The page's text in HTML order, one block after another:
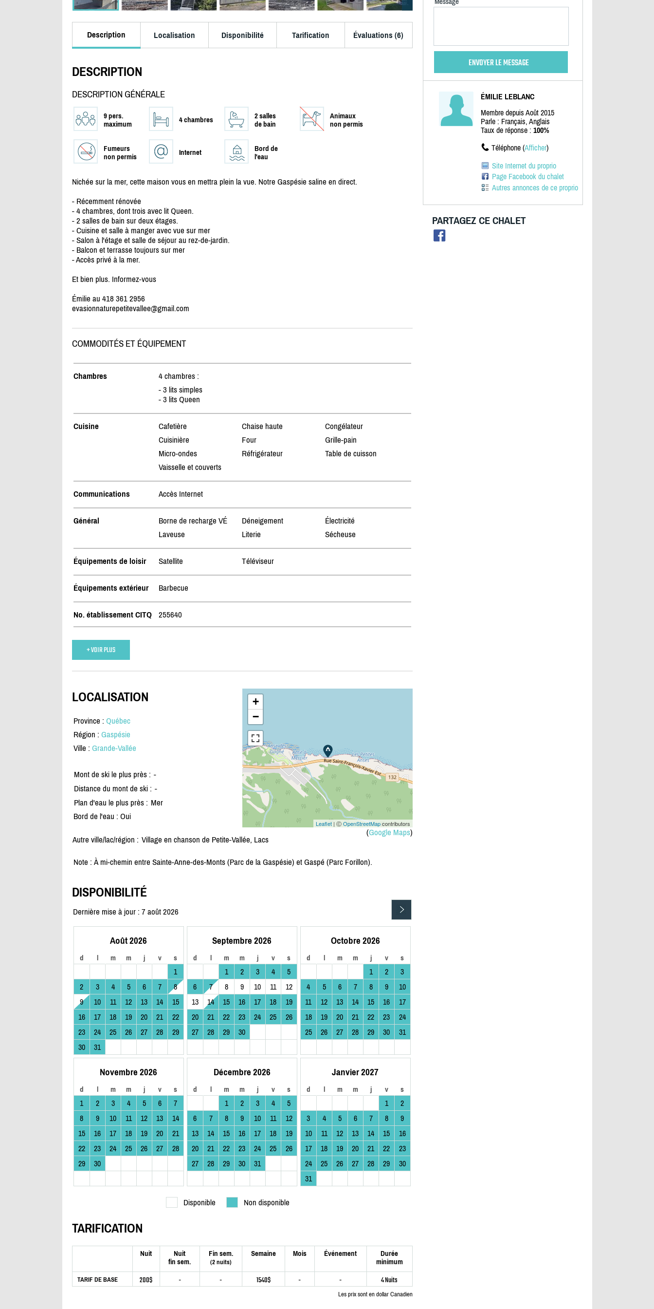
Description Localisation Disponibilité Tarification Évaluations (6)
DESCRIPTION
DESCRIPTION GÉNÉRALE
9 pers.
maximum
4 chambres
2 salles
de bain
Animaux
non permis
Fumeurs
non permis
Internet
Bord de
l'eau
Nichée sur la mer, cette maison vous en mettra plein la vue. Notre Gaspésie saline en direct.
- Récemment rénovée
- 4 chambres, dont trois avec lit Queen.
- 2 salles de bain sur deux étages.
- Cuisine et salle à manger avec vue sur mer
- Salon à l'étage et salle de séjour au rez-de-jardin.
- Balcon et terrasse toujours sur mer
- Accès privé à la mer.
Et bien plus. Informez-vous
Émilie au 418 361 2956
evasionnaturepetitevallee@gmail.com
COMMODITÉS ET ÉQUIPEMENT
Chambres
4 chambres :
- 3 lits simples
- 3 lits Queen
Cuisine Cafetière Chaise haute
Congélateur
Cuisinière
Four
Grille-pain
Micro-ondes
Réfrigérateur
Table de cuisson
Vaisselle et couverts
Communications Accès Internet
Général Borne de recharge VÉ Déneigement
Électricité
Laveuse
Literie Sécheuse
Équipements de loisir Satellite Téléviseur
Équipements extérieur Barbecue
No. établissement CITQ 255640
+ VOIR PLUS
+
−
Leaflet| ⒸOpenStreetMapcontributors
(Google Maps)
LOCALISATION
Province : Québec
Région : Gaspésie
Ville : Grande-Vallée
Mont de ski le plus près : -
Distance du mont de ski : -
Plan d'eau le plus près : Mer
Bord de l'eau : Oui
Autre ville/lac/région : Village en chanson de Petite-Vallée, Lacs
Note : À mi-chemin entre Sainte-Anne-des-Monts (Parc de la Gaspésie) et Gaspé (Parc Forillon).
DISPONIBILITÉ
Dernière mise à jour : 7 août 2026
Août 2026
d l m m j v s
1
2
3 4 5 6 7
8
9
10 11 12 13 14
15
16
17 18 19 20 21
22
23
24 25 26 27 28
29
30
31
Septembre 2026
d l m m j v s
1 2 3 4
5
6
7 8 9 10 11
12
13
14 15 16 17 18
19
20
21 22 23 24 25
26
27
28 29 30
Octobre 2026
d l m m j v s
1 2
3
4
5 6 7 8 9
10
11
12 13 14 15 16
17
18
19 20 21 22 23
24
25
26 27 28 29 30 31
Novembre 2026
d l m m j v s
1 2 3 4 5 6
7
8
9 10 11 12 13
14
15
16 17 18 19 20
21
22
23 24 25 26 27
28
29
30
Décembre 2026
d l m m j v s
1 2 3 4
5
6
7 8 9 10 11
12
13
14 15 16 17 18
19
20
21 22 23 24 25
26
27
28 29 30 31
Janvier 2027
d l m m j v s
1
2
3
4 5 6 7 8
9
10
11 12 13 14 15
16
17
18 19 20 21 22
23
24
25 26 27 28 29
30
31
Disponible Non disponible
TARIFICATION
Nuit
Nuit
fin sem.
Fin sem.
(2 nuits)
Semaine Mois Événement
Durée
minimum
TARIF DE BASE 200$ - - 1540$ - - 4 Nuits
Les prix sont en dollar Canadien
ÉMILIE LEBLANC
Membre depuis Août 2015
Parle : Français, Anglais
Taux de réponse : 100%
Téléphone (Afficher)
Site Internet du proprio
Page Facebook du chalet
Autres annonces de ce proprio
PARTAGEZ CE CHALET